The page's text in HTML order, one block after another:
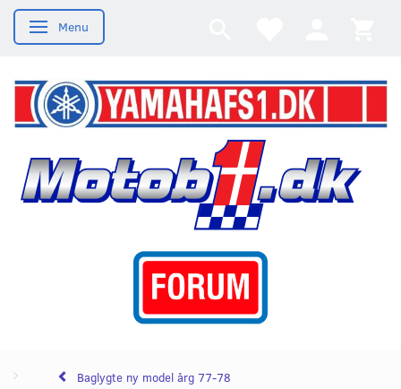
Skifte navigation
Menu
Baglygte ny model årg 77-78